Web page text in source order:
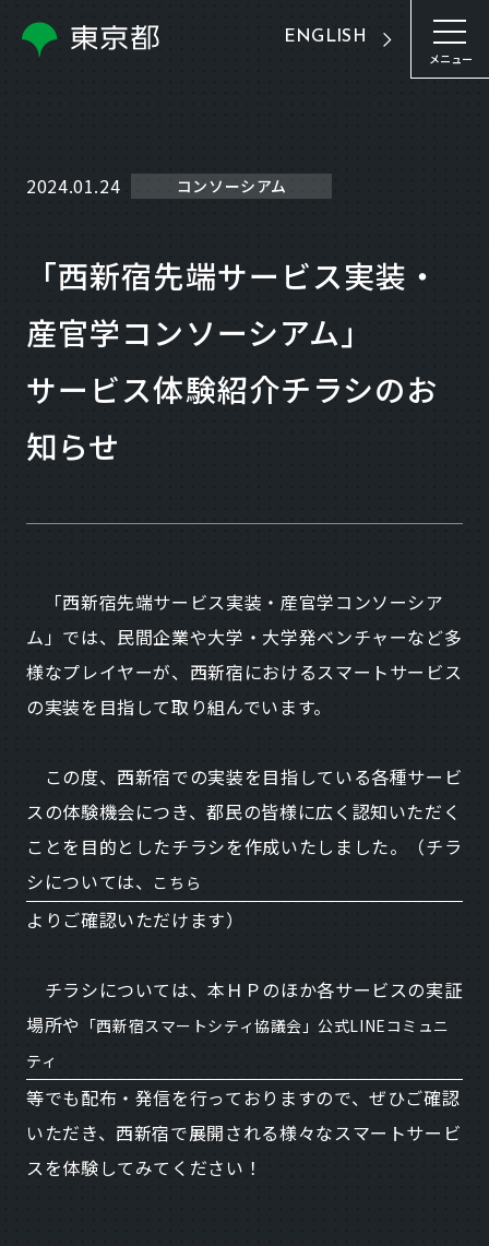
ENGLISH
メニュー
2024.01.24 コンソーシアム
「西新宿先端サービス実装・
産官学コンソーシアム」
サービス体験紹介チラシのお
知らせ
「西新宿先端サービス実装・産官学コンソーシア
ム」では、民間企業や大学・大学発ベンチャーなど多
様なプレイヤーが、西新宿におけるスマートサービス
の実装を目指して取り組んでいます。
この度、西新宿での実装を目指している各種サービ
スの体験機会につき、都民の皆様に広く認知いただく
ことを目的としたチラシを作成いたしました。（チラ
シについては、 こちら
よりご確認いただけます）
チラシについては、本ＨＰのほか各サービスの実証
場所や 「西新宿スマートシティ協議会」公式LINEコミュニ
ティ
等でも配布・発信を行っておりますので、ぜひご確認
いただき、西新宿で展開される様々なスマートサービ
スを体験してみてください！